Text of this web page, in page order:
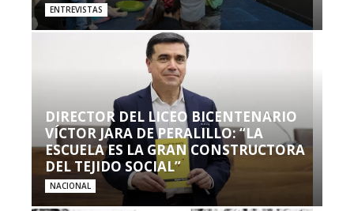
ENTREVISTAS
DIRECTOR DEL LICEO BICENTENARIO
VÍCTOR JARA DE PERALILLO: “LA
ESCUELA ES LA GRAN CONSTRUCTORA
DEL TEJIDO SOCIAL”
NACIONAL